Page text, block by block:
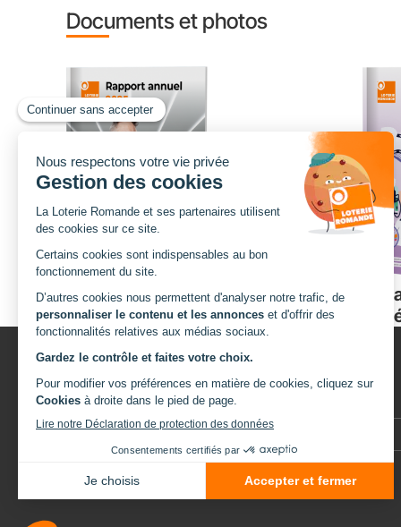
Documents et photos
Rapport annuel 2025 arrow_outward
Loterie Romande
Avenue de Provence 14
Case postale 1013
1001 Lausanne
Pied
de
page
Politique des cookies
Protection des données